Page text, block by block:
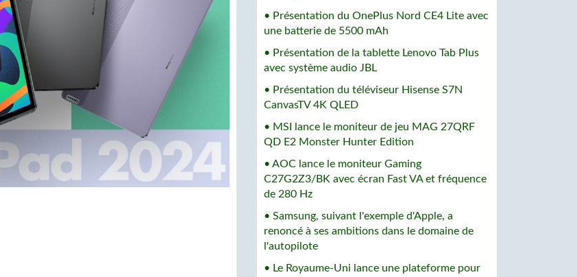
• Présentation du OnePlus Nord CE4 Lite avec
une batterie de 5500 mAh
• Présentation de la tablette Lenovo Tab Plus
avec système audio JBL
• Présentation du téléviseur Hisense S7N
CanvasTV 4K QLED
• MSI lance le moniteur de jeu MAG 27QRF
QD E2 Monster Hunter Edition
• AOC lance le moniteur Gaming
C27G2Z3/BK avec écran Fast VA et fréquence
de 280 Hz
• Samsung, suivant l'exemple d'Apple, a
renoncé à ses ambitions dans le domaine de
l'autopilote
• Le Royaume-Uni lance une plateforme pour